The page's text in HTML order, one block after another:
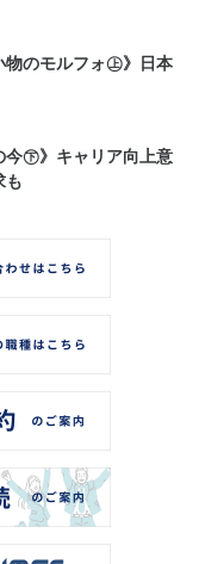
物のモルフォ㊤》日本
今㊦》キャリア向上意
も